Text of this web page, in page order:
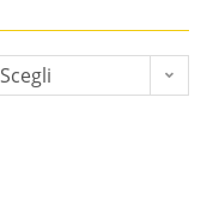
Scegli